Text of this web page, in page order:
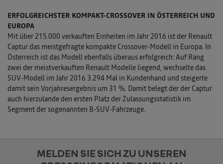
ERFOLGREICHSTER KOMPAKT-CROSSOVER IN ÖSTERREICH UND
EUROPA
Mit über 215.000 verkauften Einheiten im Jahr 2016 ist der Renault
Captur das meistgefragte kompakte Crossover-Modell in Europa. In
Österreich ist das Modell ebenfalls überaus erfolgreich: Auf Rang
zwei der meistverkauften Renault Modelle liegend, wechselte das
SUV-Modell im Jahr 2016 3.294 Mal in Kundenhand und steigerte
damit sein Vorjahresergebnis um 31 %. Damit belegt der der Captur
auch hierzulande den ersten Platz der Zulassungsstatistik im
Segment der sogenannten B-SUV-Fahrzeuge.
MELDEN SIE SICH ZU UNSEREN